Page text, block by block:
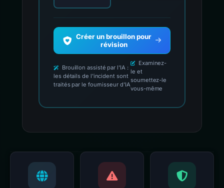
Créer un brouillon pour
révision
Brouillon assisté par l'IA :
les détails de l'incident sont
traités par le fournisseur d'IA
Examinez-
le et
soumettez-le
vous-même